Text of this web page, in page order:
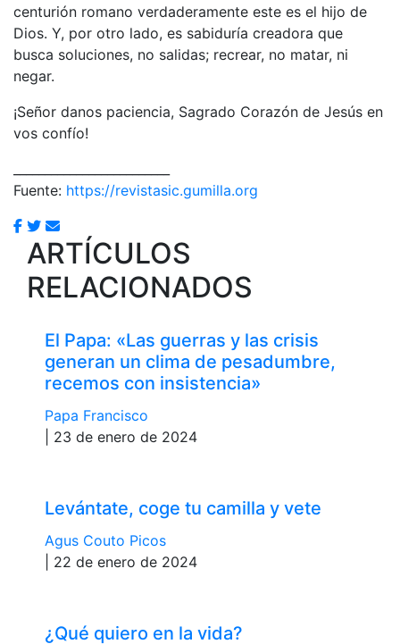
centurión romano verdaderamente este es el hijo de
Dios. Y, por otro lado, es sabiduría creadora que
busca soluciones, no salidas; recrear, no matar, ni
negar.
¡Señor danos paciencia, Sagrado Corazón de Jesús en
vos confío!
Fuente: https://revistasic.gumilla.org
ARTÍCULOS
RELACIONADOS
El Papa: «Las guerras y las crisis
generan un clima de pesadumbre,
recemos con insistencia»
Papa Francisco
| 23 de enero de 2024
Levántate, coge tu camilla y vete
Agus Couto Picos
| 22 de enero de 2024
¿Qué quiero en la vida?